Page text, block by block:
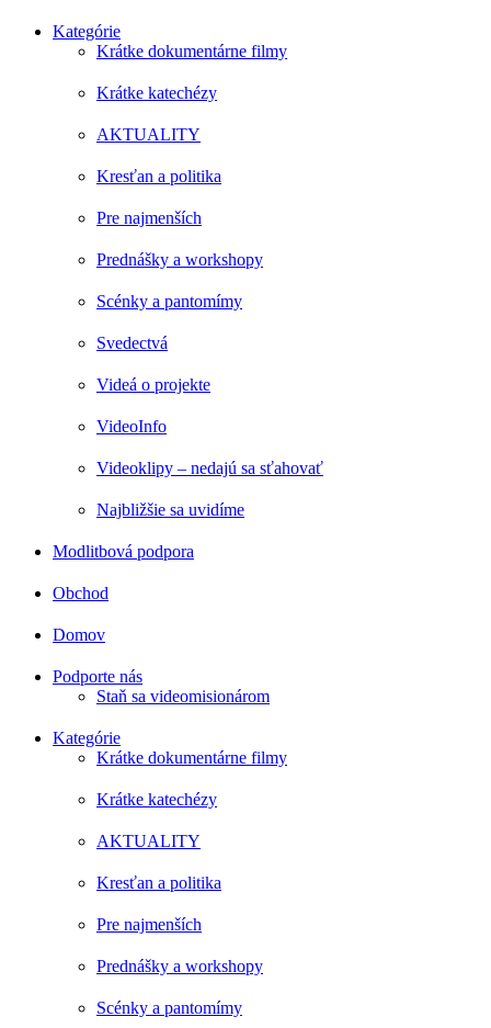
Kategórie
Krátke dokumentárne filmy
Krátke katechézy
AKTUALITY
Kresťan a politika
Pre najmenších
Prednášky a workshopy
Scénky a pantomímy
Svedectvá
Videá o projekte
VideoInfo
Videoklipy – nedajú sa sťahovať
Najbližšie sa uvidíme
Modlitbová podpora
Obchod
Domov
Podporte nás
Staň sa videomisionárom
Kategórie
Krátke dokumentárne filmy
Krátke katechézy
AKTUALITY
Kresťan a politika
Pre najmenších
Prednášky a workshopy
Scénky a pantomímy